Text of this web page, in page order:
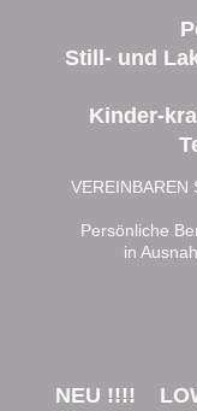
Still- und
Kinder-
VEREINBAREN
Persönliche
in
NEU !!!!